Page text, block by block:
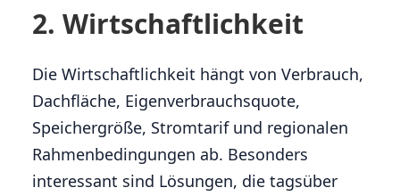
2. Wirtschaftlichkeit
Die Wirtschaftlichkeit hängt von Verbrauch,
Dachfläche, Eigenverbrauchsquote,
Speichergröße, Stromtarif und regionalen
Rahmenbedingungen ab. Besonders
interessant sind Lösungen, die tagsüber